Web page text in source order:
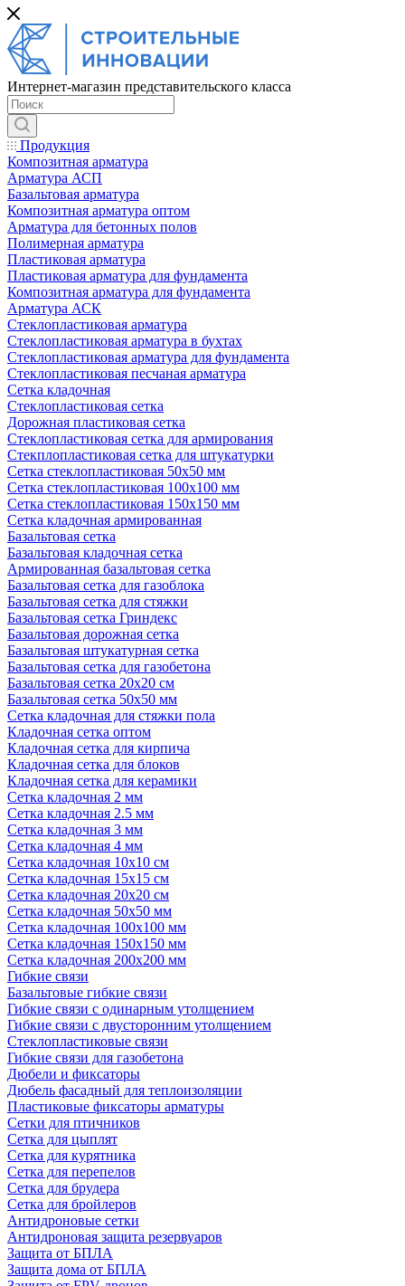
Интернет-магазин представительского класса
Продукция
Композитная арматура
Арматура АСП
Базальтовая арматура
Композитная арматура оптом
Арматура для бетонных полов
Полимерная арматура
Пластиковая арматура
Пластиковая арматура для фундамента
Композитная арматура для фундамента
Арматура АСК
Cтеклопластиковая арматура
Стеклопластиковая арматура в бухтах
Стеклопластиковая арматура для фундамента
Стеклопластиковая песчаная арматура
Сетка кладочная
Стеклопластиковая сетка
Дорожная пластиковая сетка
Стеклопластиковая сетка для армирования
Стекплопластиковая сетка для штукатурки
Сетка стеклопластиковая 50x50 мм
Сетка стеклопластиковая 100x100 мм
Сетка стеклопластиковая 150x150 мм
Сетка кладочная армированная
Базальтовая сетка
Базальтовая кладочная сетка
Армированная базальтовая сетка
Базальтовая сетка для газоблока
Базальтовая сетка для стяжки
Базальтовая сетка Гриндекс
Базальтовая дорожная сетка
Базальтовая штукатурная сетка
Базальтовая сетка для газобетона
Базальтовая сетка 20x20 см
Базальтовая сетка 50x50 мм
Сетка кладочная для стяжки пола
Кладочная сетка оптом
Кладочная сетка для кирпича
Кладочная сетка для блоков
Кладочная сетка для керамики
Сетка кладочная 2 мм
Сетка кладочная 2.5 мм
Сетка кладочная 3 мм
Сетка кладочная 4 мм
Сетка кладочная 10x10 см
Сетка кладочная 15x15 см
Сетка кладочная 20x20 см
Сетка кладочная 50x50 мм
Сетка кладочная 100x100 мм
Сетка кладочная 150x150 мм
Сетка кладочная 200x200 мм
Гибкие связи
Базальтовые гибкие связи
Гибкие связи с одинарным утолщением
Гибкие связи с двусторонним утолщением
Стеклопластиковые связи
Гибкие связи для газобетона
Дюбели и фиксаторы
Дюбель фасадный для теплоизоляции
Пластиковые фиксаторы арматуры
Сетки для птичников
Сетка для цыплят
Сетка для курятника
Сетка для перепелов
Сетка для брудера
Сетка для бройлеров
Антидроновые сетки
Антидроновая защита резервуаров
Защита от БПЛА
Защита дома от БПЛА